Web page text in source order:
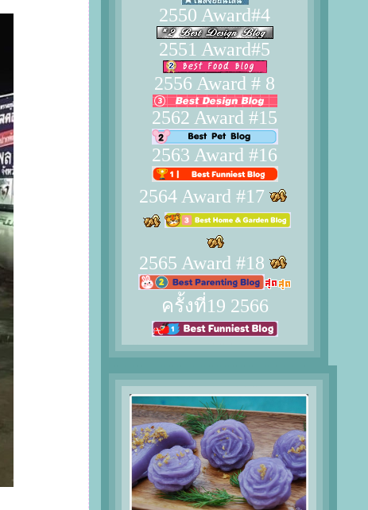
2550 Award#4
2551 Award#5
2556 Award # 8
2562 Award #15
2563 Award #16
2564 Award #17
2565 Award #18
ครั้งที่19 2566